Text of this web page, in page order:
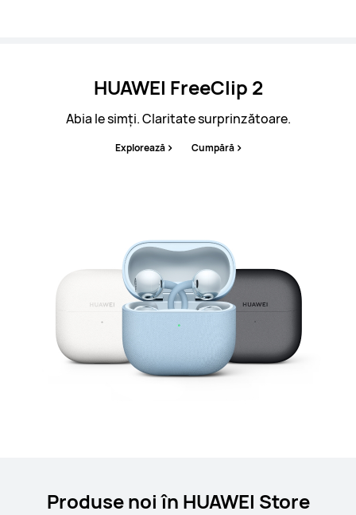
HUAWEI FreeClip 2
Abia le simți. Claritate surprinzătoare.
Explorează Cumpără
Produse noi în HUAWEI Store